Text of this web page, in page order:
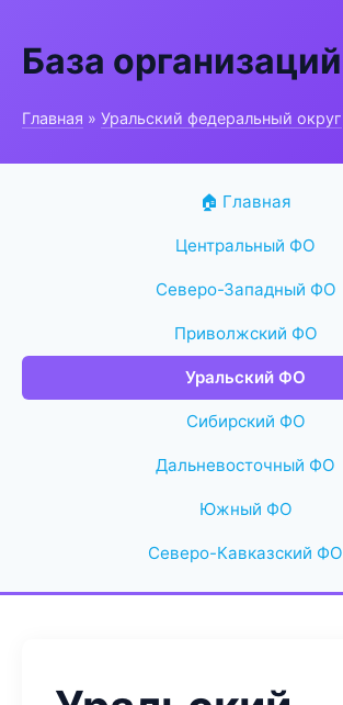
База организаций
Главная » Уральский федеральный округ
🏠 Главная
Центральный ФО
Северо-Западный ФО
Приволжский ФО
Уральский ФО
Сибирский ФО
Дальневосточный ФО
Южный ФО
Северо-Кавказский ФО